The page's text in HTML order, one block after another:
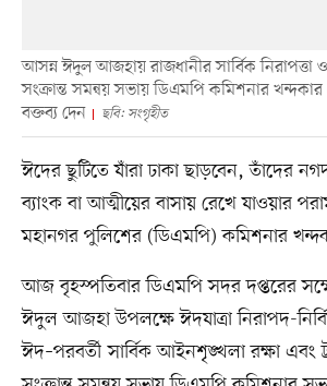
আসন্ন ঈদুল আজহায় রাজধানীর সার্বিক নিরাপত্তা ও
সংক্রান্ত সমন্বয় সভায় ডিএমপি কমিশনার
বক্তব্য দেন
ছবি: সংগৃহীত
ঈদের ছুটিতে যাঁরা ঢাকা ছাড়বেন, তাঁদের
ব্যাংক বা আত্মীয়ের বাসায় রেখে যাওয়ার
মহানগর পুলিশের (ডিএমপি) কমিশনার
আজ বৃহস্পতিবার ডিএমপি সদর দপ্তরের
ঈদুল আজহা উপলক্ষে ঈদযাত্রা নিরাপদ-
ঈদ–পরবর্তী সার্বিক আইনশৃঙ্খলা রক্ষা এবং